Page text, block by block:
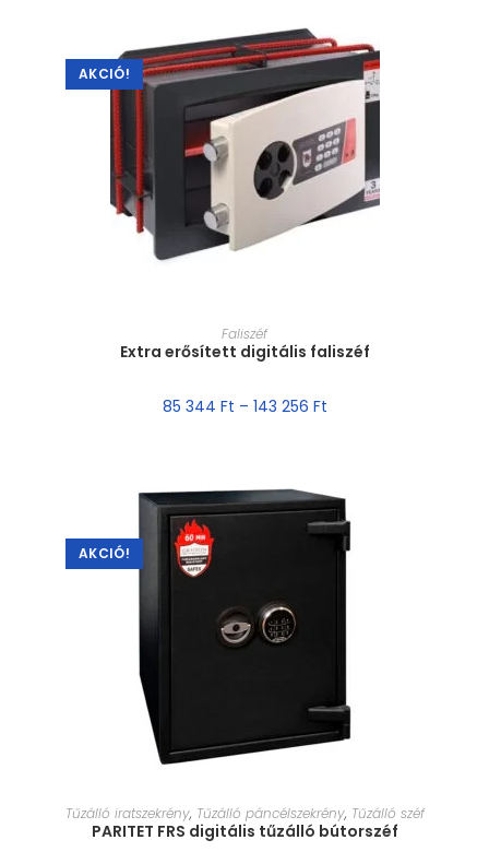
AKCIÓ!
MÉRET VÁLASZTÁSA
Faliszéf
Extra erősített digitális faliszéf
85 344 Ft – 143 256 Ft
AKCIÓ!
MÉRET VÁLASZTÁSA
Tűzálló iratszekrény, Tűzálló páncélszekrény, Tűzálló széf
PARITET FRS digitális tűzálló bútorszéf